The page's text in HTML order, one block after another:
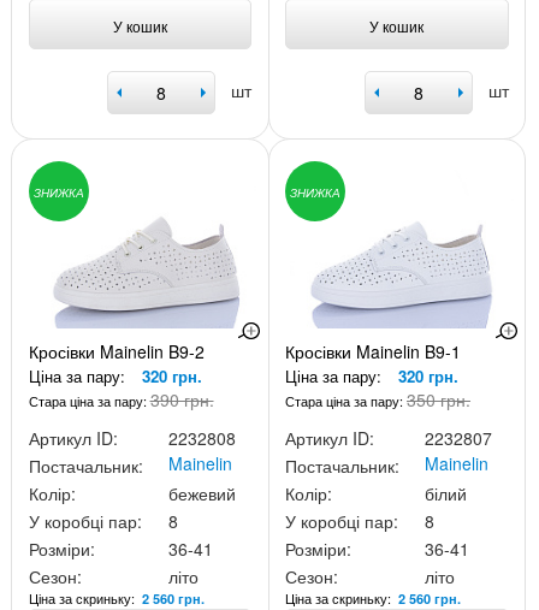
У кошик
шт
У кошик
шт
ЗНИЖКА
Кросівки Mainelin B9-2
Ціна за пару: 320 грн.
Стара ціна за пару:390 грн.
Артикул ID:
2232808
Постачальник:
Mainelin
Колір:
бежевий
У коробці пар:
8
Розміри:
36-41
Сезон:
літо
Ціна за скриньку: 2 560 грн.
ЗНИЖКА
Кросівки Mainelin B9-1
Ціна за пару: 320 грн.
Стара ціна за пару:350 грн.
Артикул ID:
2232807
Постачальник:
Mainelin
Колір:
білий
У коробці пар:
8
Розміри:
36-41
Сезон:
літо
Ціна за скриньку:2 560 грн.